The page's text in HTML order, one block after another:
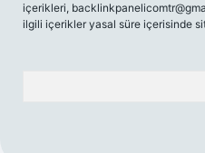
içerikleri,
ilgili içerikler yasal süre içerisinde